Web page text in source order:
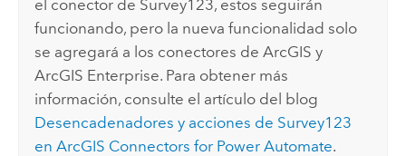
el conector de Survey123, estos seguirán
funcionando, pero la nueva funcionalidad solo
se agregará a los conectores de ArcGIS y
ArcGIS Enterprise. Para obtener más
información, consulte el artículo del blog
Desencadenadores y acciones de Survey123
en ArcGIS Connectors for Power Automate.